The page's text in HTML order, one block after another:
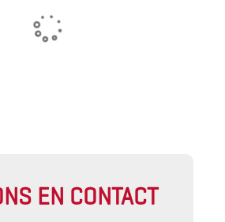
EN CONTACT